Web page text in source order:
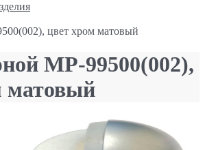
цвет хром матовый
МР-99500(002),
матовый